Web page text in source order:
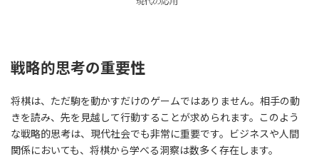
戦略的思考の重要性
将棋は、ただ駒を動かすだけのゲームではありません。相手の動
きを読み、先を見越して行動することが求められます。このよう
な戦略的思考は、現代社会でも非常に重要です。ビジネスや人間
関係においても、将棋から学べる洞察は数多く存在します。